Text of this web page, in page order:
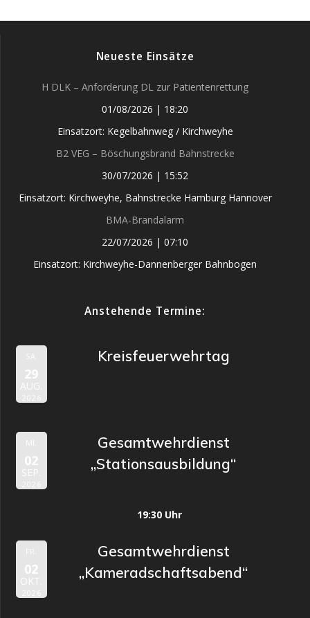
Neueste Einsätze
H DLK – Anforderung DL zur Patientenrettung
01/08/2026 | 18:20
Einsatzort: Kegelbahnweg / Kirchweyhe
B2 VEG – Böschungsbrand Bahnstrecke
30/07/2026 | 15:52
Einsatzort: Kirchweyhe, Bahnstrecke Hamburg Hannover
BMA-Brandalarm
22/07/2026 | 07:10
Einsatzort: Kirchweyhe-Dannenberger Bahnbogen
Anstehende Termine:
SA.
29
AUG.
2026
Kreisfeuerwehrtag
MI.
02
SEP.
2026
Gesamtwehrdienst
„Stationsausbildung“
19:30 Uhr
FR.
02
OKT.
2026
Gesamtwehrdienst
„Kameradschaftsabend“